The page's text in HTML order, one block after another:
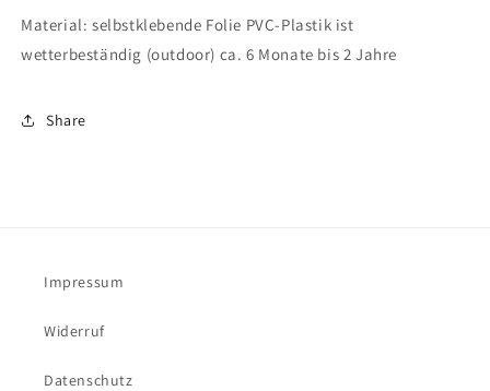
04-
15-
04-
15-
Material: selbstklebende Folie PVC-Plastik ist
wetterbeständig (outdoor) ca. 6 Monate bis 2 Jahre
Share
Impressum
Widerruf
Datenschutz